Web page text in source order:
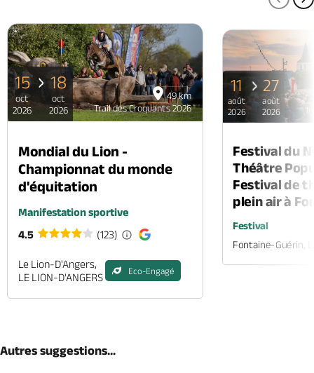
49 km
Trail des Croquants 2026
15
oct
2026
18
oct
2026
Mondial du Lion -
Championnat du monde
d'équitation
Manifestation sportive
4.5
(123)
Le Lion-D'Angers,
LE LION-D'ANGERS
Eco-Engagé
11
août
2026
27
août
2026
Festival du
Théâtre
Festival de
plein air à
Festival
Fontaine-Guérin,
Autres suggestions...